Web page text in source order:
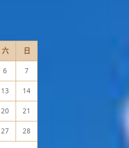
六 日
6 7
13 14
20 21
27 28